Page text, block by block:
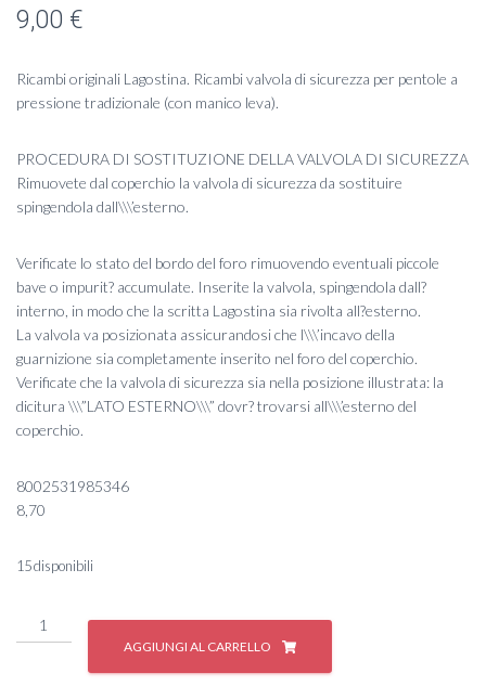
9,00 €
Ricambi originali Lagostina. Ricambi valvola di sicurezza per pentole a
pressione tradizionale (con manico leva).
PROCEDURA DI SOSTITUZIONE DELLA VALVOLA DI SICUREZZA
Rimuovete dal coperchio la valvola di sicurezza da sostituire
spingendola dall\\\’esterno.
Verificate lo stato del bordo del foro rimuovendo eventuali piccole
bave o impurit? accumulate. Inserite la valvola, spingendola dall?
interno, in modo che la scritta Lagostina sia rivolta all?esterno.
La valvola va posizionata assicurandosi che l\\\’incavo della
guarnizione sia completamente inserito nel foro del coperchio.
Verificate che la valvola di sicurezza sia nella posizione illustrata: la
dicitura \\\”LATO ESTERNO\\\” dovr? trovarsi all\\\’esterno del
coperchio.
8002531985346
8,70
15 disponibili
BLISTER
VALVOLA
SICUREZZA
AGGIUNGI AL CARRELLO